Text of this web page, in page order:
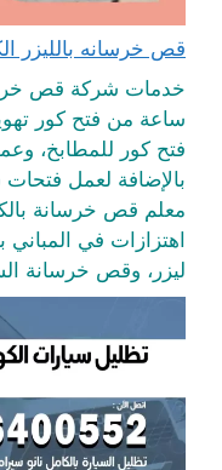
قص خرسانه بالليزر الكويت 65932555
ساعة من فتح كور
فتح كور للمطابخ،
بالإضافة لعمل
معلم قص خرسانة
اهتزازات في
ليزر، وقص خرسانة